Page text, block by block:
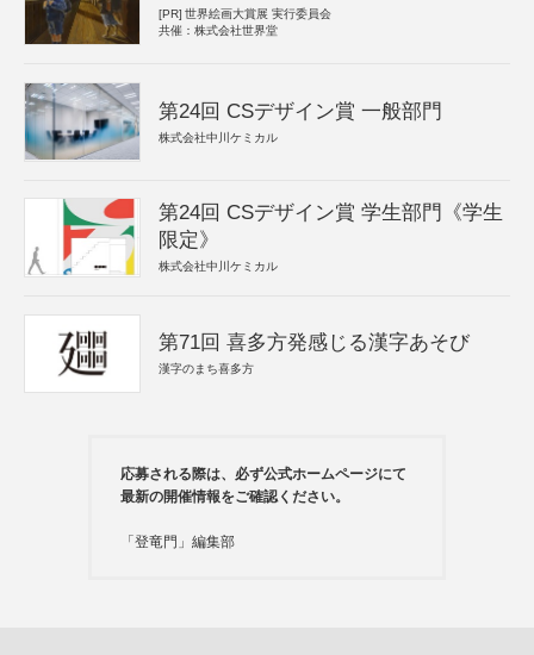
[PR] 世界絵画大賞展 実行委員会
共催：株式会社世界堂
第24回 CSデザイン賞 一般部門
株式会社中川ケミカル
第24回 CSデザイン賞 学生部門《学生
限定》
株式会社中川ケミカル
第71回 喜多方発感じる漢字あそび
漢字のまち喜多方
応募される際は、必ず公式ホームページにて
最新の開催情報をご確認ください。
「登竜門」編集部